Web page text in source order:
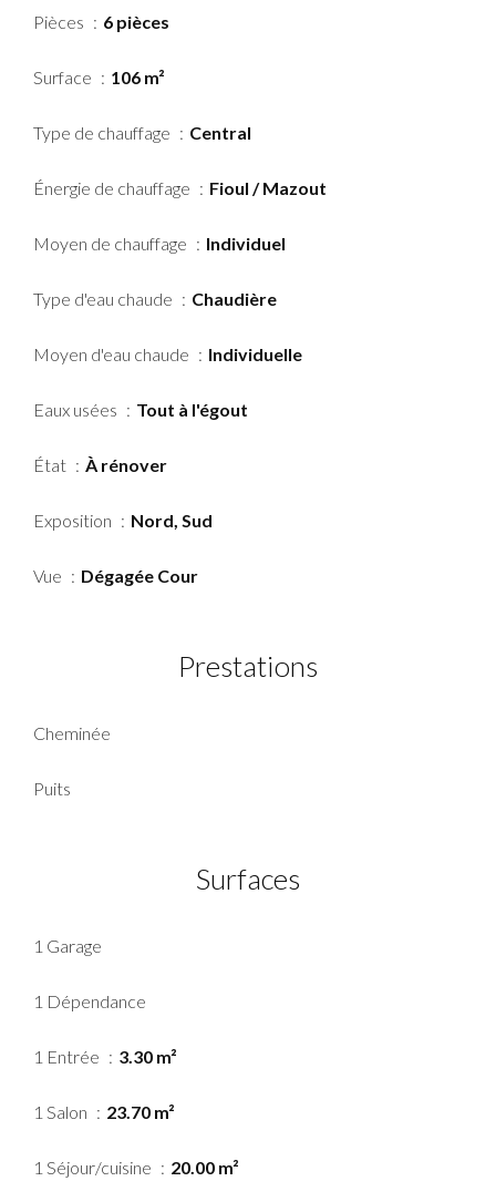
Pièces 6 pièces
Surface 106 m²
Type de chauffage Central
Énergie de chauffage Fioul / Mazout
Moyen de chauffage Individuel
Type d'eau chaude Chaudière
Moyen d'eau chaude Individuelle
Eaux usées Tout à l'égout
État À rénover
Exposition Nord, Sud
Vue Dégagée Cour
Prestations
Cheminée
Puits
Surfaces
1 Garage
1 Dépendance
1 Entrée 3.30 m²
1 Salon 23.70 m²
1 Séjour/cuisine 20.00 m²